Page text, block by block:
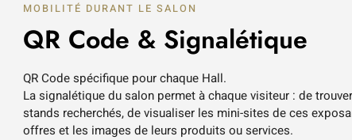
MOBILITÉ DURANT LE SALON
QR Code & Signalétique
QR Code spécifique pour chaque Hall.
La signalétique du salon permet à chaque visiteur : de
stands recherchés, de visualiser les mini-sites de ces
offres et les images de leurs produits ou services.